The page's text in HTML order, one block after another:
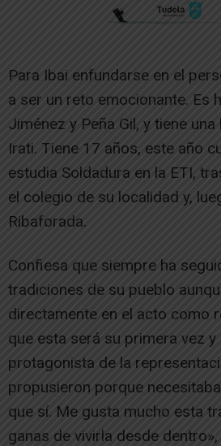
Para Ibai enfundarse en el
a ser un reto emocionante. Es
Jiménez y Peña Gil, y tiene
Irati. Tiene 17 años, este año
estudia Soldadura en la ETI,
el colegio de su localidad y,
Ribaforada.
Confiesa que siempre ha
tradiciones de su pueblo
directamente en el acto como
que esta será su primera vez
protagonista de la
propusieron porque
que sí. Me gusta mucho esta
ganas de vivirla desde dentro»,